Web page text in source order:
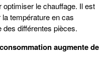
le chauffage. Il est
température en cas
des différentes pièces.
augmente de